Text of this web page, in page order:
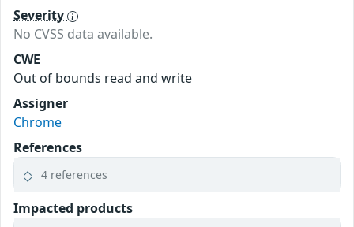
Severity
No CVSS data available.
CWE
Out of bounds read and write
Assigner
Chrome
References
4 references
Impacted products